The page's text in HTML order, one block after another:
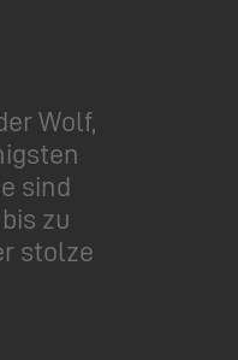
Wolf,
sind
zu
stolze